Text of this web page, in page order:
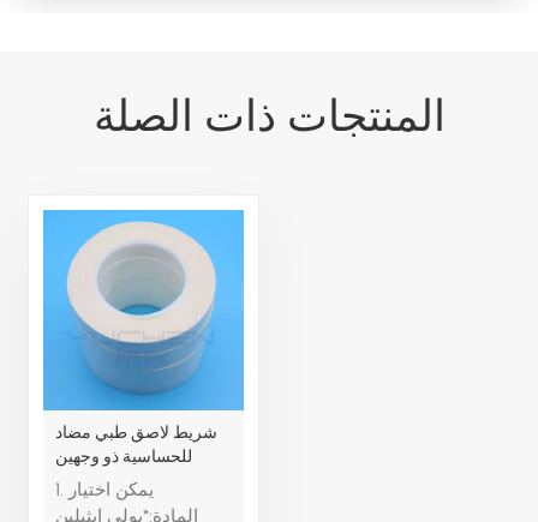
المنتجات ذات الصلة
شريط لاصق طبي مضاد
للحساسية ذو وجهين
لأغطية العمليات الجراحية
1. يمكن اختيار
المادة:*بولي إيثيلين